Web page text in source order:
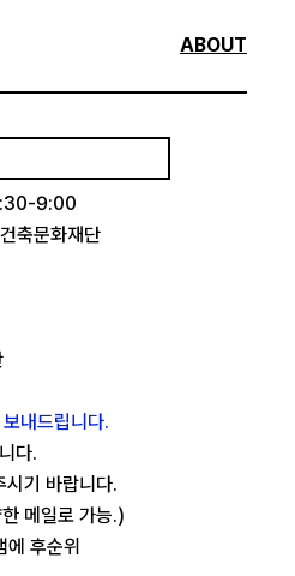
ABOUT
9:00
축문화재단
내드립니다.
다.
기 바랍니다.
메일로 가능.)
후순위